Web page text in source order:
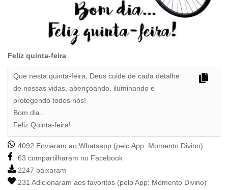
Feliz quinta-feira
Que nesta quinta-feira, Deus cuide de cada detalhe
de nossas vidas, abençoando, iluminando e
protegendo todos nós!
Bom dia...
Feliz Quinta-feira!
4092 Enviaram ao Whatsapp (pelo App: Momento Divino)
63 compartilharam no Facebook
2247 baixaram
231 Adicionaram aos favoritos (pelo App: Momento Divino)